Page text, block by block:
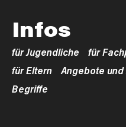
Infos
für Jugendliche
für
für Eltern
Angebote
Begriffe